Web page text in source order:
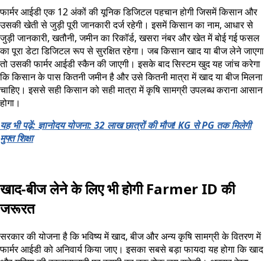
फार्मर आईडी एक 12 अंकों की यूनिक डिजिटल पहचान होगी जिसमें किसान और
उसकी खेती से जुड़ी पूरी जानकारी दर्ज रहेगी। इसमें किसान का नाम, आधार से
जुड़ी जानकारी, खतौनी, जमीन का रिकॉर्ड, खसरा नंबर और खेत में बोई गई फसल
का पूरा डेटा डिजिटल रूप से सुरक्षित रहेगा। जब किसान खाद या बीज लेने जाएगा
तो उसकी फार्मर आईडी स्कैन की जाएगी। इसके बाद सिस्टम खुद यह जांच करेगा
कि किसान के पास कितनी जमीन है और उसे कितनी मात्रा में खाद या बीज मिलना
चाहिए। इससे सही किसान को सही मात्रा में कृषि सामग्री उपलब्ध कराना आसान
होगा।
यह भी पढ़ें: ज्ञानोदय योजना: 32 लाख छात्रों की मौज! KG से PG तक मिलेगी
मुफ्त शिक्षा
खाद-बीज लेने के लिए भी होगी Farmer ID की
जरूरत
सरकार की योजना है कि भविष्य में खाद, बीज और अन्य कृषि सामग्री के वितरण में
फार्मर आईडी को अनिवार्य किया जाए। इसका सबसे बड़ा फायदा यह होगा कि खाद